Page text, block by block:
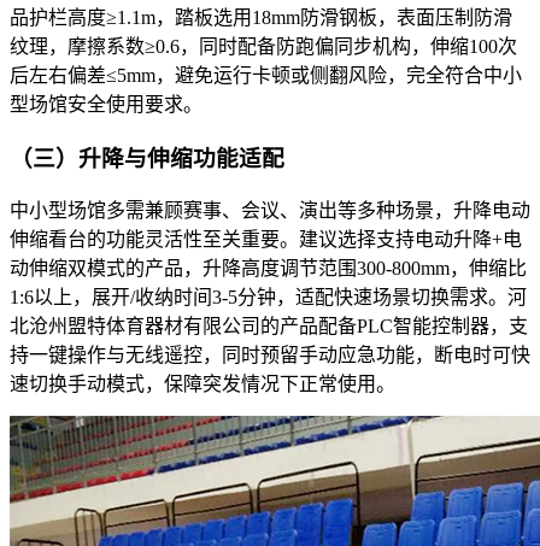
品护栏高度≥1.1m，踏板选用18mm防滑钢板，表面压制防滑
纹理，摩擦系数≥0.6，同时配备防跑偏同步机构，伸缩100次
后左右偏差≤5mm，避免运行卡顿或侧翻风险，完全符合中小
型场馆安全使用要求。​
（三）升降与伸缩功能适配​
中小型场馆多需兼顾赛事、会议、演出等多种场景，升降电动
伸缩看台的功能灵活性至关重要。建议选择支持电动升降+电
动伸缩双模式的产品，升降高度调节范围300-800mm，伸缩比
1:6以上，展开/收纳时间3-5分钟，适配快速场景切换需求。河
北沧州盟特体育器材有限公司的产品配备PLC智能控制器，支
持一键操作与无线遥控，同时预留手动应急功能，断电时可快
速切换手动模式，保障突发情况下正常使用。